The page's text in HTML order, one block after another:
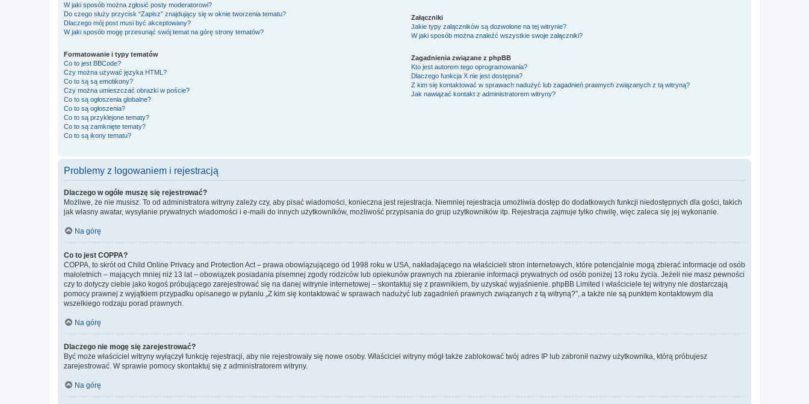
W jaki sposób można zgłosić posty moderatorowi?
Do czego służy przycisk “Zapisz” znajdujący się w oknie tworzenia tematu?
Dlaczego mój post musi być akceptowany?
W jaki sposób mogę przesunąć swój temat na górę strony tematów?
Formatowanie i typy tematów
Co to jest BBCode?
Czy można używać języka HTML?
Co to są są emotikony?
Czy można umieszczać obrazki w poście?
Co to są ogłoszenia globalne?
Co to są ogłoszenia?
Co to są przyklejone tematy?
Co to są zamknięte tematy?
Co to są ikony tematu?
Załączniki
Jakie typy załączników są dozwolone na tej witrynie?
W jaki sposób można znaleźć wszystkie swoje załączniki?
Zagadnienia związane z phpBB
Kto jest autorem tego oprogramowania?
Dlaczego funkcja X nie jest dostępna?
Z kim się kontaktować w sprawach nadużyć lub zagadnień prawnych związanych z tą witryną?
Jak nawiązać kontakt z administratorem witryny?
Problemy z logowaniem i rejestracją
Dlaczego w ogóle muszę się rejestrować?
Możliwe, że nie musisz. To od administratora witryny zależy czy, aby pisać wiadomości, konieczna jest rejestracja. Niemniej rejestracja umożliwia dostęp do dodatkowych funkcji niedostępnych dla gości, takich
jak własny awatar, wysyłanie prywatnych wiadomości i e-maili do innych użytkowników, możliwość przypisania do grup użytkowników itp. Rejestracja zajmuje tylko chwilę, więc zaleca się jej wykonanie.
Na górę
Co to jest COPPA?
COPPA, to skrót od Child Online Privacy and Protection Act – prawa obowiązującego od 1998 roku w USA, nakładającego na właścicieli stron internetowych, które potencjalnie mogą zbierać informacje od osób
małoletnich – mających mniej niż 13 lat – obowiązek posiadania pisemnej zgody rodziców lub opiekunów prawnych na zbieranie informacji prywatnych od osób poniżej 13 roku życia. Jeżeli nie masz pewności
czy to dotyczy ciebie jako kogoś próbującego zarejestrować się na danej witrynie internetowej – skontaktuj się z prawnikiem, by uzyskać wyjaśnienie. phpBB Limited i właściciele tej witryny nie dostarczają
pomocy prawnej z wyjątkiem przypadku opisanego w pytaniu „Z kim się kontaktować w sprawach nadużyć lub zagadnień prawnych związanych z tą witryną?”, a także nie są punktem kontaktowym dla
wszelkiego rodzaju porad prawnych.
Na górę
Dlaczego nie mogę się zarejestrować?
Być może właściciel witryny wyłączył funkcję rejestracji, aby nie rejestrowały się nowe osoby. Właściciel witryny mógł także zablokować twój adres IP lub zabronił nazwy użytkownika, którą próbujesz
zarejestrować. W sprawie pomocy skontaktuj się z administratorem witryny.
Na górę